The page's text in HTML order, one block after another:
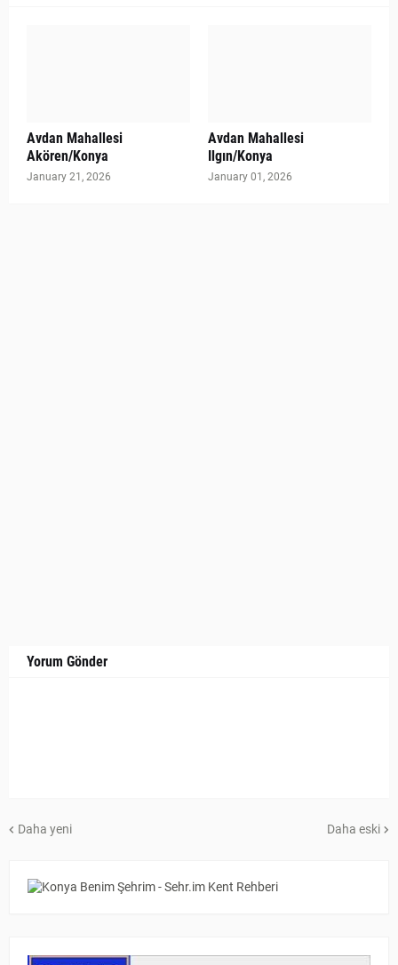
Avdan Mahallesi
Akören/Konya
January 21, 2026
Avdan Mahallesi
Ilgın/Konya
January 01, 2026
Yorum Gönder
Daha yeni Daha eski